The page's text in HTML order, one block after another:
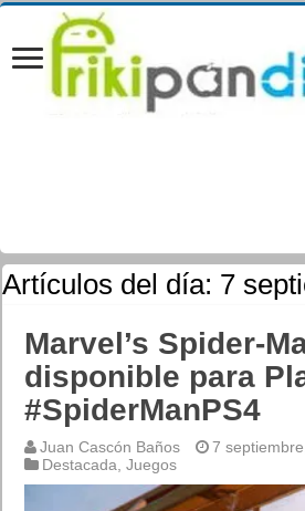
Artículos del día: 7
Marvel’s Spider-
disponible para
#SpiderManPS4
Juan Cascón Baños
7
Destacada ,Juegos